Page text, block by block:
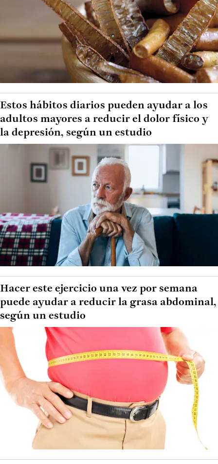
Estos hábitos diarios pueden ayudar a los
adultos mayores a reducir el dolor físico y
la depresión, según un estudio
Hacer este ejercicio una vez por semana
puede ayudar a reducir la grasa abdominal,
según un estudio